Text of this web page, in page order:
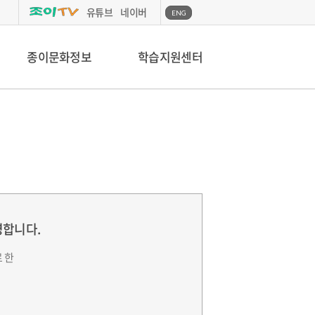
ENG
유튜브 네이버
종이문화정보 학습지원센터
니다.
한